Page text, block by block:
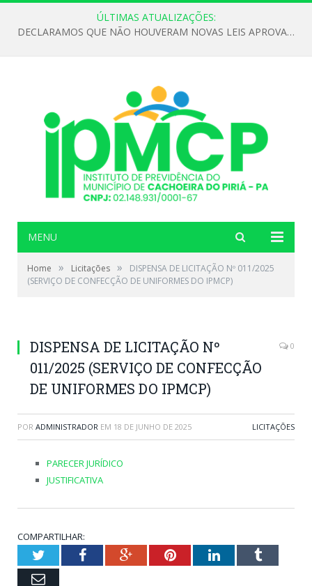
ÚLTIMAS ATUALIZAÇÕES:
DECLARAMOS QUE NÃO HOUVERAM NOVAS LEIS APROVADAS ATÉ O MOMENTO PARA O INSTITUTO DE PREVIDÊNCIA NO ANO DE 2026
MENU
Home » Licitações »
DISPENSA DE LICITAÇÃO Nº 011/2025
(SERVIÇO DE CONFECÇÃO DE UNIFORMES DO IPMCP)
DISPENSA DE LICITAÇÃO Nº
011/2025 (SERVIÇO DE CONFECÇÃO
DE UNIFORMES DO IPMCP)
0
POR ADMINISTRADOR EM 18 DE JUNHO DE 2025 LICITAÇÕES
PARECER JURÍDICO
JUSTIFICATIVA
COMPARTILHAR:
TwitterFacebookGoogle+PinterestLinkedInTumblr
Email